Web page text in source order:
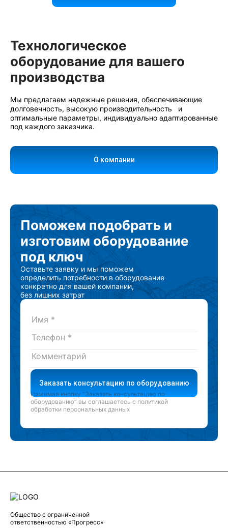
Технологическое
оборудование для вашего
производства
Мы предлагаем надежные решения, обеспечивающие
долговечность, высокую производительность и
оптимальные параметры, индивидуально адаптированные
под каждого заказчика.
О компании
Поможем подобрать и
изготовимоборудование
под ключ
Оставьте заявку и мы поможем
определить потребности в оборудование
конкретно для вашей компании,
без лишних затрат
Заказать консультацию по оборудованию
Нажимая кнопку “Заказать консультацию по
оборудованию” вы соглашаетесь с политикой
обработки персональных данных
Общество с ограниченной
ответственностью «Прогресс»